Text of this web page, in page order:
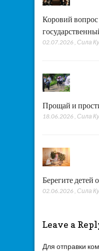
Коровий
02.07.2026 Сила
Прощай и
18.06.2026 , Сила
Берегите детей
02.06.2026 Сила
Leave a
Для отправки